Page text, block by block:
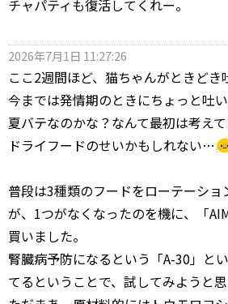
チャパティも復活してくれー。
2026年7月1日 11:27:26
ここ2週間ほど、猫ちゃんがときどき
今までは発情期のときにちょっと吐い
夏バテなのかな？なんて最初は考えて
ドライフードのせいかもしれない…
普段は3種類のフードをローテーシ
が、1つがなくなったのを機に、「
買いました。
腎臓病予防になるという「A-30」と
てるということで、試してみようと思